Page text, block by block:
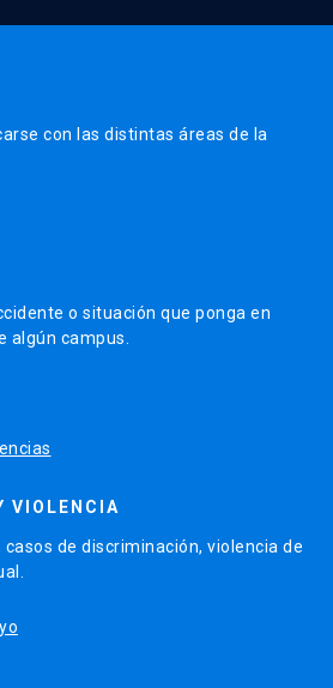
con las distintas áreas de la
o situación que ponga en
algún campus.
VIOLENCIA
de discriminación, violencia de